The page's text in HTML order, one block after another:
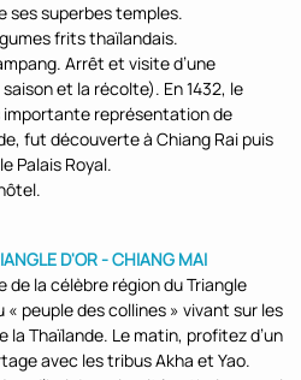
ses superbes temples.
frits thaïlandais.
Arrêt et visite d’une
et la récolte). En 1432, le
importante représentation de
fut découverte à Chiang Rai puis
Palais Royal.
D'OR - CHIANG MAI
de la célèbre région du Triangle
peuple des collines » vivant sur les
la Thaïlande. Le matin, profitez d’un
avec les tribus Akha et Yao.